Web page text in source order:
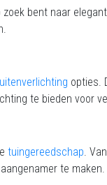
zoek bent naar
opties.
te bieden voor
tuingereedschap.
te maken.